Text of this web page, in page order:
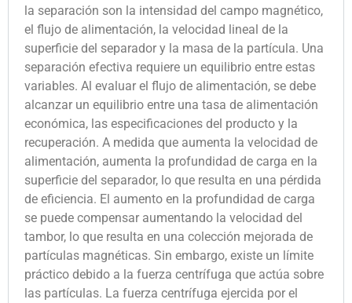
la separación son la intensidad del campo magnético,
el flujo de alimentación, la velocidad lineal de la
superficie del separador y la masa de la partícula. Una
separación efectiva requiere un equilibrio entre estas
variables. Al evaluar el flujo de alimentación, se debe
alcanzar un equilibrio entre una tasa de alimentación
económica, las especificaciones del producto y la
recuperación. A medida que aumenta la velocidad de
alimentación, aumenta la profundidad de carga en la
superficie del separador, lo que resulta en una pérdida
de eficiencia. El aumento en la profundidad de carga
se puede compensar aumentando la velocidad del
tambor, lo que resulta en una colección mejorada de
partículas magnéticas. Sin embargo, existe un límite
práctico debido a la fuerza centrífuga que actúa sobre
las partículas. La fuerza centrífuga ejercida por el